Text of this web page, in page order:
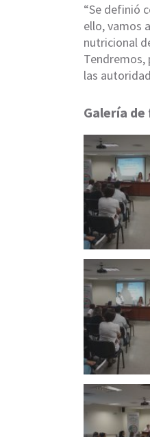
“Se definió
ello, vamos
nutricional
Tendremos,
las
Galería